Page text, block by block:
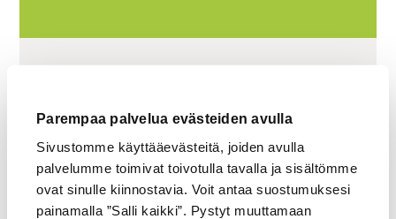
Parempaa palvelua evästeiden avulla
Sivustomme käyttääevästeitä, joiden avulla
palvelumme toimivat toivotulla tavalla ja sisältömme
ovat sinulle kiinnostavia. Voit antaa suostumuksesi
painamalla ”Salli kaikki”. Pystyt muuttamaan
Kerrosala (m²)
28,8
Terassin ala (m²)
16